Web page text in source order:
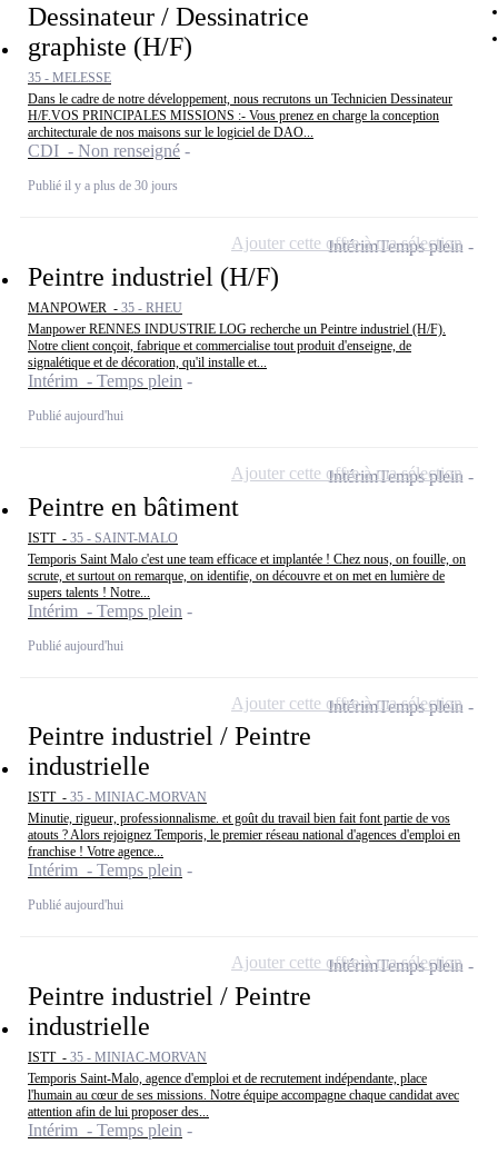
Dessinateur / Dessinatrice
graphiste (H/F)
35 - MELESSE
Dans le cadre de notre développement, nous recrutons un Technicien Dessinateur
H/F.VOS PRINCIPALES MISSIONS :- Vous prenez en charge la conception
architecturale de nos maisons sur le logiciel de DAO...
CDI - Non renseigné
Publié il y a plus de 30 jours
Peintre industriel (H/F)
MANPOWER - 35 - RHEU
Manpower RENNES INDUSTRIE LOG recherche un Peintre industriel (H/F).
Notre client conçoit, fabrique et commercialise tout produit d'enseigne, de
signalétique et de décoration, qu'il installe et...
Intérim - Temps plein
Publié aujourd'hui
IntérimTemps plein
Ajouter cette offre à ma sélection
Peintre en bâtiment
ISTT - 35 - SAINT-MALO
Temporis Saint Malo c'est une team efficace et implantée ! Chez nous, on fouille, on
scrute, et surtout on remarque, on identifie, on découvre et on met en lumière de
supers talents ! Notre...
Intérim - Temps plein
Publié aujourd'hui
IntérimTemps plein
Ajouter cette offre à ma sélection
Peintre industriel / Peintre
industrielle
ISTT - 35 - MINIAC-MORVAN
Minutie, rigueur, professionnalisme. et goût du travail bien fait font partie de vos
atouts ? Alors rejoignez Temporis, le premier réseau national d'agences d'emploi en
franchise ! Votre agence...
Intérim - Temps plein
Publié aujourd'hui
IntérimTemps plein
Ajouter cette offre à ma sélection
Peintre industriel / Peintre
industrielle
ISTT - 35 - MINIAC-MORVAN
Temporis Saint-Malo, agence d'emploi et de recrutement indépendante, place
l'humain au cœur de ses missions. Notre équipe accompagne chaque candidat avec
attention afin de lui proposer des...
Intérim - Temps plein
IntérimTemps plein
Ajouter cette offre à ma sélection